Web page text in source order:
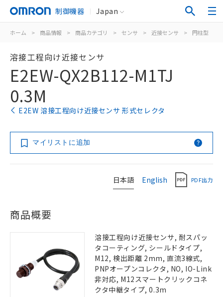
制御機器 Japan
ホーム > 商品情報 > 商品カテゴリ > センサ > 近接センサ > 円柱型
溶接工程向け近接センサ
E2EW-QX2B112-M1TJ
0.3M
E2EW 溶接工程向け近接センサ 形式セレクタ
マイリストに追加
日本語 English PDF出力
商品概要
溶接工程向け近接センサ, 耐スパッ
タコーティング, シールドタイプ,
M12, 検出距離 2mm, 直流3線式,
PNPオープンコレクタ, NO, IO-Link
非対応, M12スマートクリックコネ
クタ中継タイプ, 0.3m